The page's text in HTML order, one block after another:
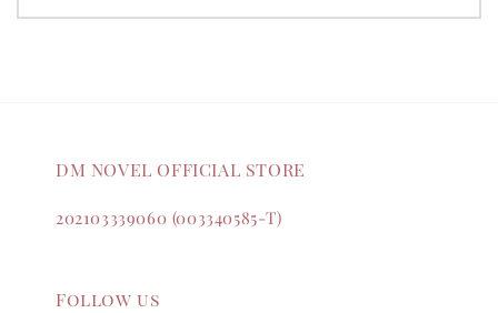
DM NOVEL OFFICIAL STORE
202103339060 (003340585-T)
Follow us